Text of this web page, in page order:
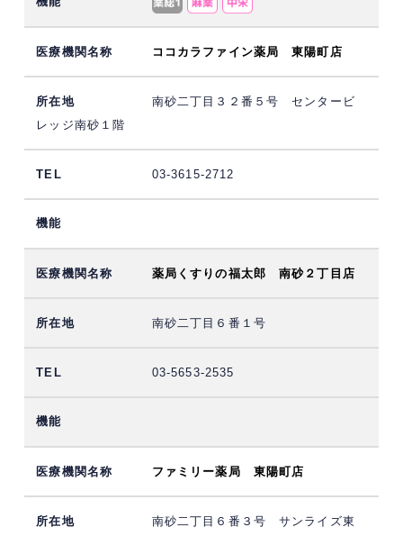
ココカラファイン薬局 東陽町店
南砂二丁目３２番５号 センタービ
レッジ南砂１階
03-3615-2712
薬局くすりの福太郎 南砂２丁目店
南砂二丁目６番１号
03-5653-2535
ファミリー薬局 東陽町店
南砂二丁目６番３号 サンライズ東